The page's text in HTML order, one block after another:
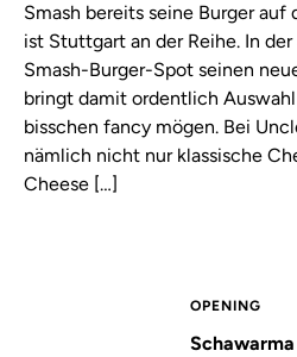
Smash bereits seine Burger
ist Stuttgart an der Reihe. In
Smash-Burger-Spot seinen
bringt damit ordentlich Auswahl
bisschen fancy mögen. Bei
nämlich nicht nur klassische
Cheese […]
OPENING